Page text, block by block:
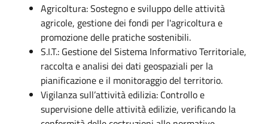
Agricoltura: Sostegno e sviluppo delle attività
agricole, gestione dei fondi per l'agricoltura e
promozione delle pratiche sostenibili.
S.I.T.: Gestione del Sistema Informativo Territoriale,
raccolta e analisi dei dati geospaziali per la
pianificazione e il monitoraggio del territorio.
Vigilanza sull’attività edilizia: Controllo e
supervisione delle attività edilizie, verificando la